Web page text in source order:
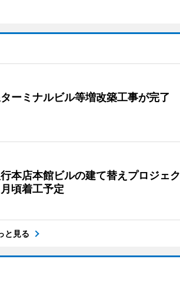
ーミナルビル等増改築工事が完了
本店本館ビルの建て替えプロジェク
頃着工予定
と見る